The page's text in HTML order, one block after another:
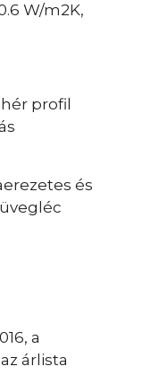
W/m2K,
profil
és
a
árlista